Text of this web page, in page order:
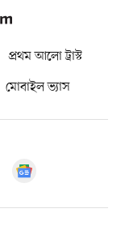
প্রথম আলো ট্রাস্ট
মোবাইল ভ্যাস